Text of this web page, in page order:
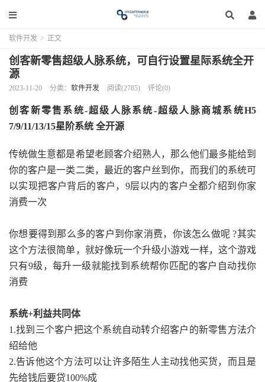
软件开发 > 正文
创客新零售超级人脉系统，可自行设置星际系统全开
源
2023-11-20 分类： 软件开发 阅读(2785) 评论(0)
创客新零售系统-超级人脉系统-超级人脉商城系统H5
7/9/11/13/15星阶系统 全开源
传统做生意都是希望老顾客介绍熟人，那么他们最多能给到
你的客户是一类二类，最近的客户丝到你，而我们的系统可
以实现把客户背后的客户，9层以内的客户全都介绍到你家
消费一次
你想要得到那么多的客户到你家消费，你该怎么做呢 ?其实
这个方法很简单，就好像玩一个升级小游戏一样，这个游戏
只有9级，每升一级就能找到系统帮你匹配的客户自动找你
消费
系统+利益共同体
1.找到三个客户把这个系统自动转介绍客户的新零售方法介
绍给他
2.告诉他这个方法可以让许多陌生人主动找他买货，而且是
先给钱后要贷100%成